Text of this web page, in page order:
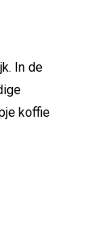
In de
koffie